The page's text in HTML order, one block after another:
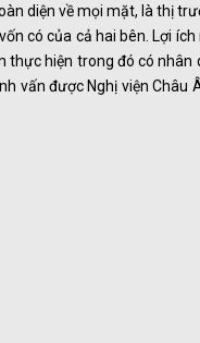
diện về mọi mặt, là thị
có của cả hai bên. Lợi
hiện trong đó có nhân
vấn được Nghị viện